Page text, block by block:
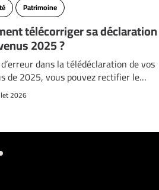
Patrimoine
télécorriger sa déclaration
2025 ?
dans la télédéclaration de vos
de 2025, vous pouvez rectifier le…
2026